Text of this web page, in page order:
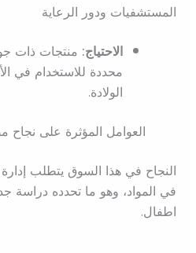
المستشفيات ودور الرعاية
الاحتياج:منتجات ذات
محددة للاستخدام في
الولادة.
العوامل المؤثرة على
النجاح في هذا السوق يتطلب إدارة
في المواد، وهو ما تحدده
اطفال.